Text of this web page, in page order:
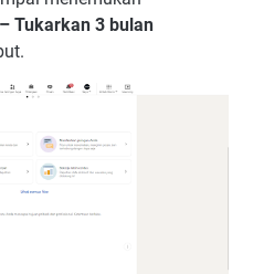
Tukarkan 3 bulan